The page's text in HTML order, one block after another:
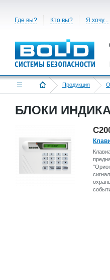
Где вы? Кто вы? Я хочу...
Продукция
БЛОКИ